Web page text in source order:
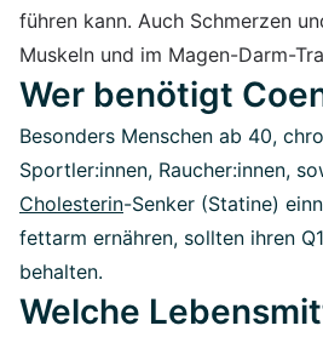
führen kann. Auch Schmerzen
Muskeln und im Magen-Darm-
Wer benötigt
Besonders Menschen ab 40,
Sportler:innen, Raucher:innen,
Cholesterin-Senker (Statine)
fettarm ernähren, sollten ihren
behalten.
Welche